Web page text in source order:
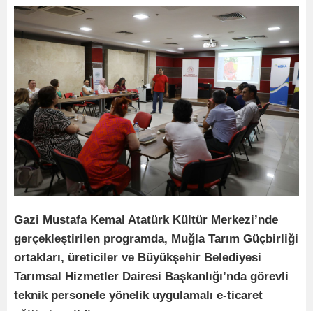
Gazi Mustafa Kemal Atatürk Kültür Merkezi’nde
gerçekleştirilen programda, Muğla Tarım Güçbirliği
ortakları, üreticiler ve Büyükşehir Belediyesi
Tarımsal Hizmetler Dairesi Başkanlığı’nda görevli
teknik personele yönelik uygulamalı e-ticaret